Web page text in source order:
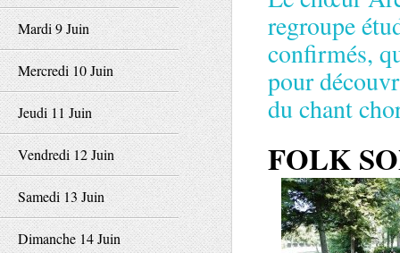
Mardi 9 Juin
Mercredi 10 Juin
Jeudi 11 Juin
Vendredi 12 Juin
Samedi 13 Juin
Dimanche 14 Juin
regroupe
confirmés,
pour
du chant
FOLK